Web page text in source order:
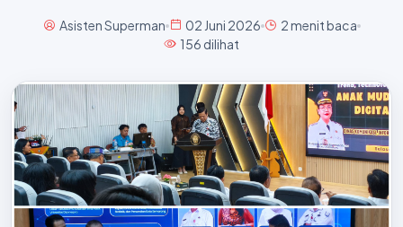
Asisten Superman 02 Juni 2026
2 menit baca
156 dilihat